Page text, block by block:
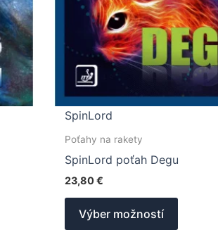
SpinLord
Poťahy na rakety
SpinLord poťah Degu
23,80€
Výber možností
Tento